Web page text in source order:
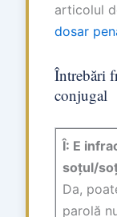
articolul
dosar
Întrebări
conjugal
Î: E
soțul/
Da,
parolă